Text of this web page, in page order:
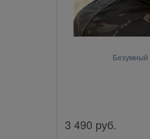
Безумный
3 490 руб.